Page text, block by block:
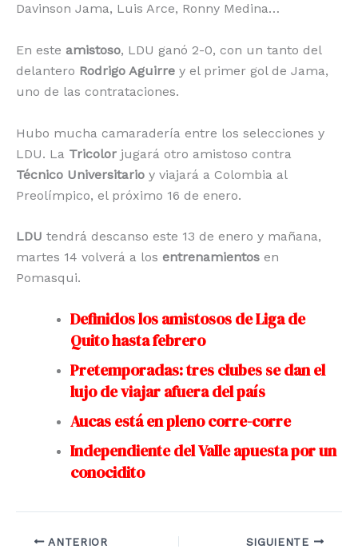
Davinson Jama, Luis Arce, Ronny Medina…
En este amistoso, LDU ganó 2-0, con un tanto del
delantero Rodrigo Aguirre y el primer gol de Jama,
uno de las contrataciones.
Hubo mucha camaradería entre los selecciones y
LDU. La Tricolor jugará otro amistoso contra
Técnico Universitario y viajará a Colombia al
Preolímpico, el próximo 16 de enero.
LDU tendrá descanso este 13 de enero y mañana,
martes 14 volverá a los entrenamientos en
Pomasqui.
Definidos los amistosos de Liga de
Quito hasta febrero
Pretemporadas: tres clubes se dan el
lujo de viajar afuera del país
Aucas está en pleno corre-corre
Independiente del Valle apuesta por un
conocidito
ANTERIOR SIGUIENTE